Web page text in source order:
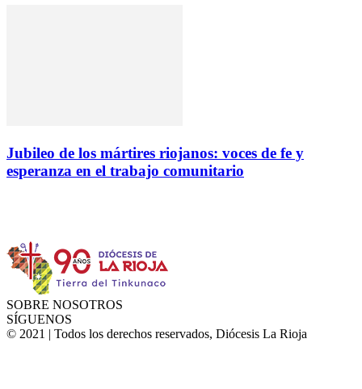
Jubileo de los mártires riojanos: voces de fe y
esperanza en el trabajo comunitario
SOBRE NOSOTROS
SÍGUENOS
© 2021 | Todos los derechos reservados, Diócesis La Rioja